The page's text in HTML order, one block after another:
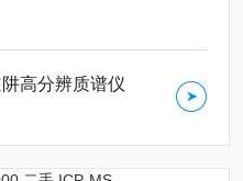
高分辨质谱仪